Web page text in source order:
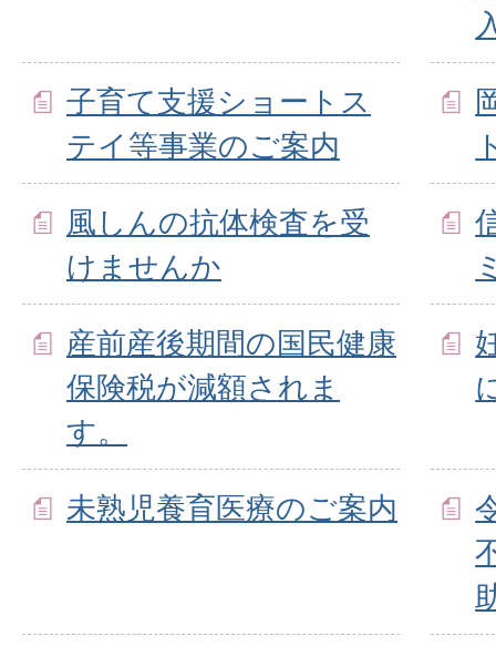
子育て支援ショートス
テイ等事業のご案内
風しんの抗体検査を受
けませんか
産前産後期間の国民健康
保険税が減額されま
す。
未熟児養育医療のご案内